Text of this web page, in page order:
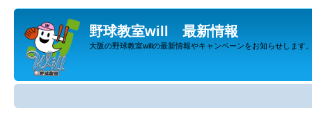
野球教室will 最新情報
大阪の野球教室willの最新情報やキャンペーンをお知らせします